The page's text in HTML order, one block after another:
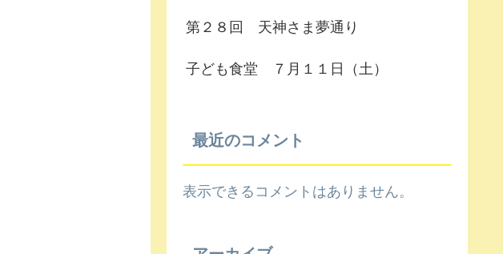
第２８回 天神さま夢通り
子ども食堂 ７月１１日（土）
最近のコメント
表示できるコメントはありません。